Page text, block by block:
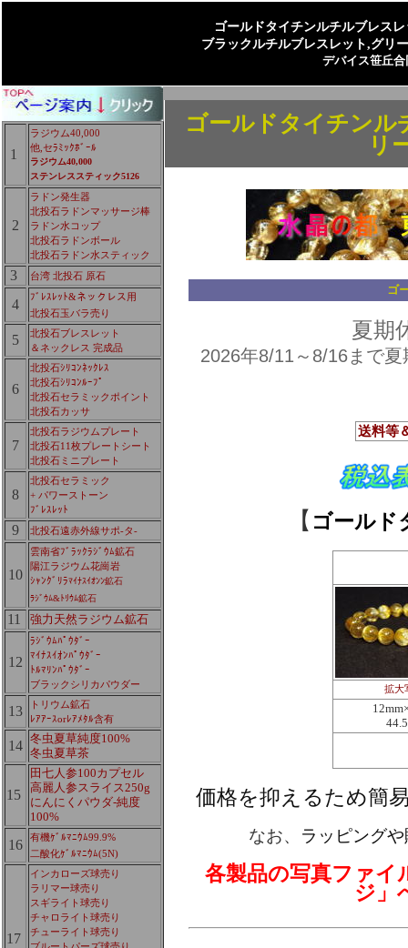
ゴールドタイチンルチルブレス
ブラックルチルブレスレット,グリ
デバイス笹丘合
1
ラジウム40,000
他,セﾗﾐｯｸﾎﾞｰﾙ
ラジウム40,000
ステンレススティック5126
2
ラドン発生器
北投石ラドンマッサージ棒
ラドン水コップ
北投石ラドンボール
北投石ラドン水スティック
3 台湾 北投石 原石
4
ﾌﾞﾚｽﾚｯﾄ&ネックレス用
北投石玉バラ売り
5
北投石ブレスレット
＆ネックレス 完成品
6
北投石ｼﾘｺﾝﾈｯｸﾚｽ
北投石ｼﾘｺﾝﾙｰﾌﾟ
北投石セラミックポイント
北投石カッサ
7
北投石ラジウムプレート
北投石11枚プレートシート
北投石ミニプレート
8
北投石セラミック
+ パワーストーン
ﾌﾞﾚｽﾚｯﾄ
9 北投石遠赤外線サポ-タ-
10
雲南省ﾌﾞﾗｯｸﾗｼﾞｳﾑ鉱石
陽江ラジウム花崗岩
ｼｬﾝｸﾞﾘﾗﾏｲﾅｽｲｵﾝﾝ鉱石
ﾗｼﾞｳﾑ&ﾄﾘｳﾑ鉱石
11 強力天然ラジウム鉱石
12
ﾗｼﾞｳﾑﾊﾟｳﾀﾞｰ
ﾏｲﾅｽｲｵﾝﾊﾟｳﾀﾞｰ
ﾄﾙﾏﾘﾝﾊﾟｳﾀﾞｰ
ブラックシリカパウダー
13
トリウム鉱石
ﾚｱｱｰｽorﾚｱﾒﾀﾙ含有
14 冬虫夏草純度100%
冬虫夏草茶
15
田七人参100カプセル
高麗人参スライス250g
にんにくパウダ-純度
100%
16
有機ｹﾞﾙﾏﾆｳﾑ99.9%
二酸化ｹﾞﾙﾏﾆｳﾑ(5N)
17
インカローズ球売り
ラリマー球売り
スギライト球売り
チャロライト球売り
チューライト球売り
ゴールドタイチンル
リ
ゴ
夏期
2026年8/11～8/16まで
送料等
【 ゴールド
拡大
価格を抑えるため簡
なお、 ラッピング
各製品の写真ファイ
ジ」